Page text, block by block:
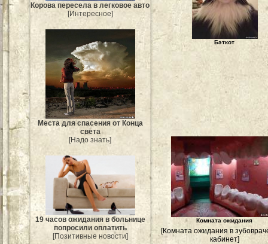
Корова пересела в легковое авто
[Интересное]
Места для спасения от Конца
света
[Надо знать]
19 часов ожидания в больнице
попросили оплатить
[Позитивные новости]
Бэткот
Комната ожидания
[Комната ожидания в
кабинет]